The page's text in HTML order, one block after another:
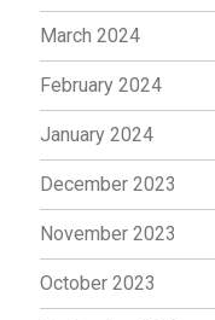
March 2024
February 2024
January 2024
December 2023
November 2023
October 2023